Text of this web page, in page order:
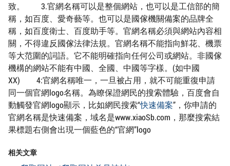
致。 3.官網名稱可以是整個網站，也可以是工信部的簡
稱，如百度、愛奇藝等。也可以是國傢機關備案的品牌全
稱，如百度衛士、百度助手等。官網名稱必須與網站內容相
關，不得違反國傢法律法規。官網名稱不能指向鮮花、機票
等大范圍的詞語。它不能明確指向任何公司或網站。非國傢
機構的網站不能有中國、全國、中國等字樣。(如中國
XX) 4:官網名稱唯一，一旦被占用，就不可能重復申請
同一個官網logo名稱。為瞭保證網民的搜索體驗，百度會自
動觸發官網logo顯示，比如網民搜索“快速備案”，你申請的
官網名稱是快速備案，域名是www.xiaoSb.com，那麼搜索結
果標題右側會出現一個藍色的“官網”logo
相关文章